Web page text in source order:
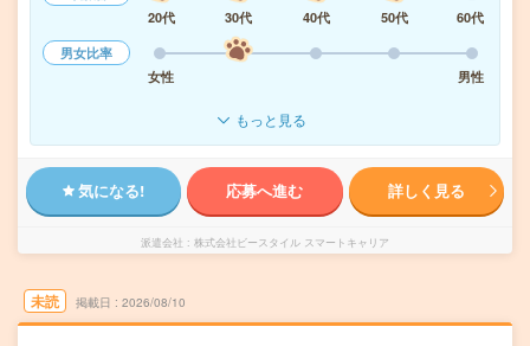
20代
30代 40代 50代
60代
男女比率
女性
男性
もっと見る
気になる! 応募へ進む 詳しく見る
派遣会社 株式会社ビースタイル スマートキャリア
未読 掲載日 2026/08/10